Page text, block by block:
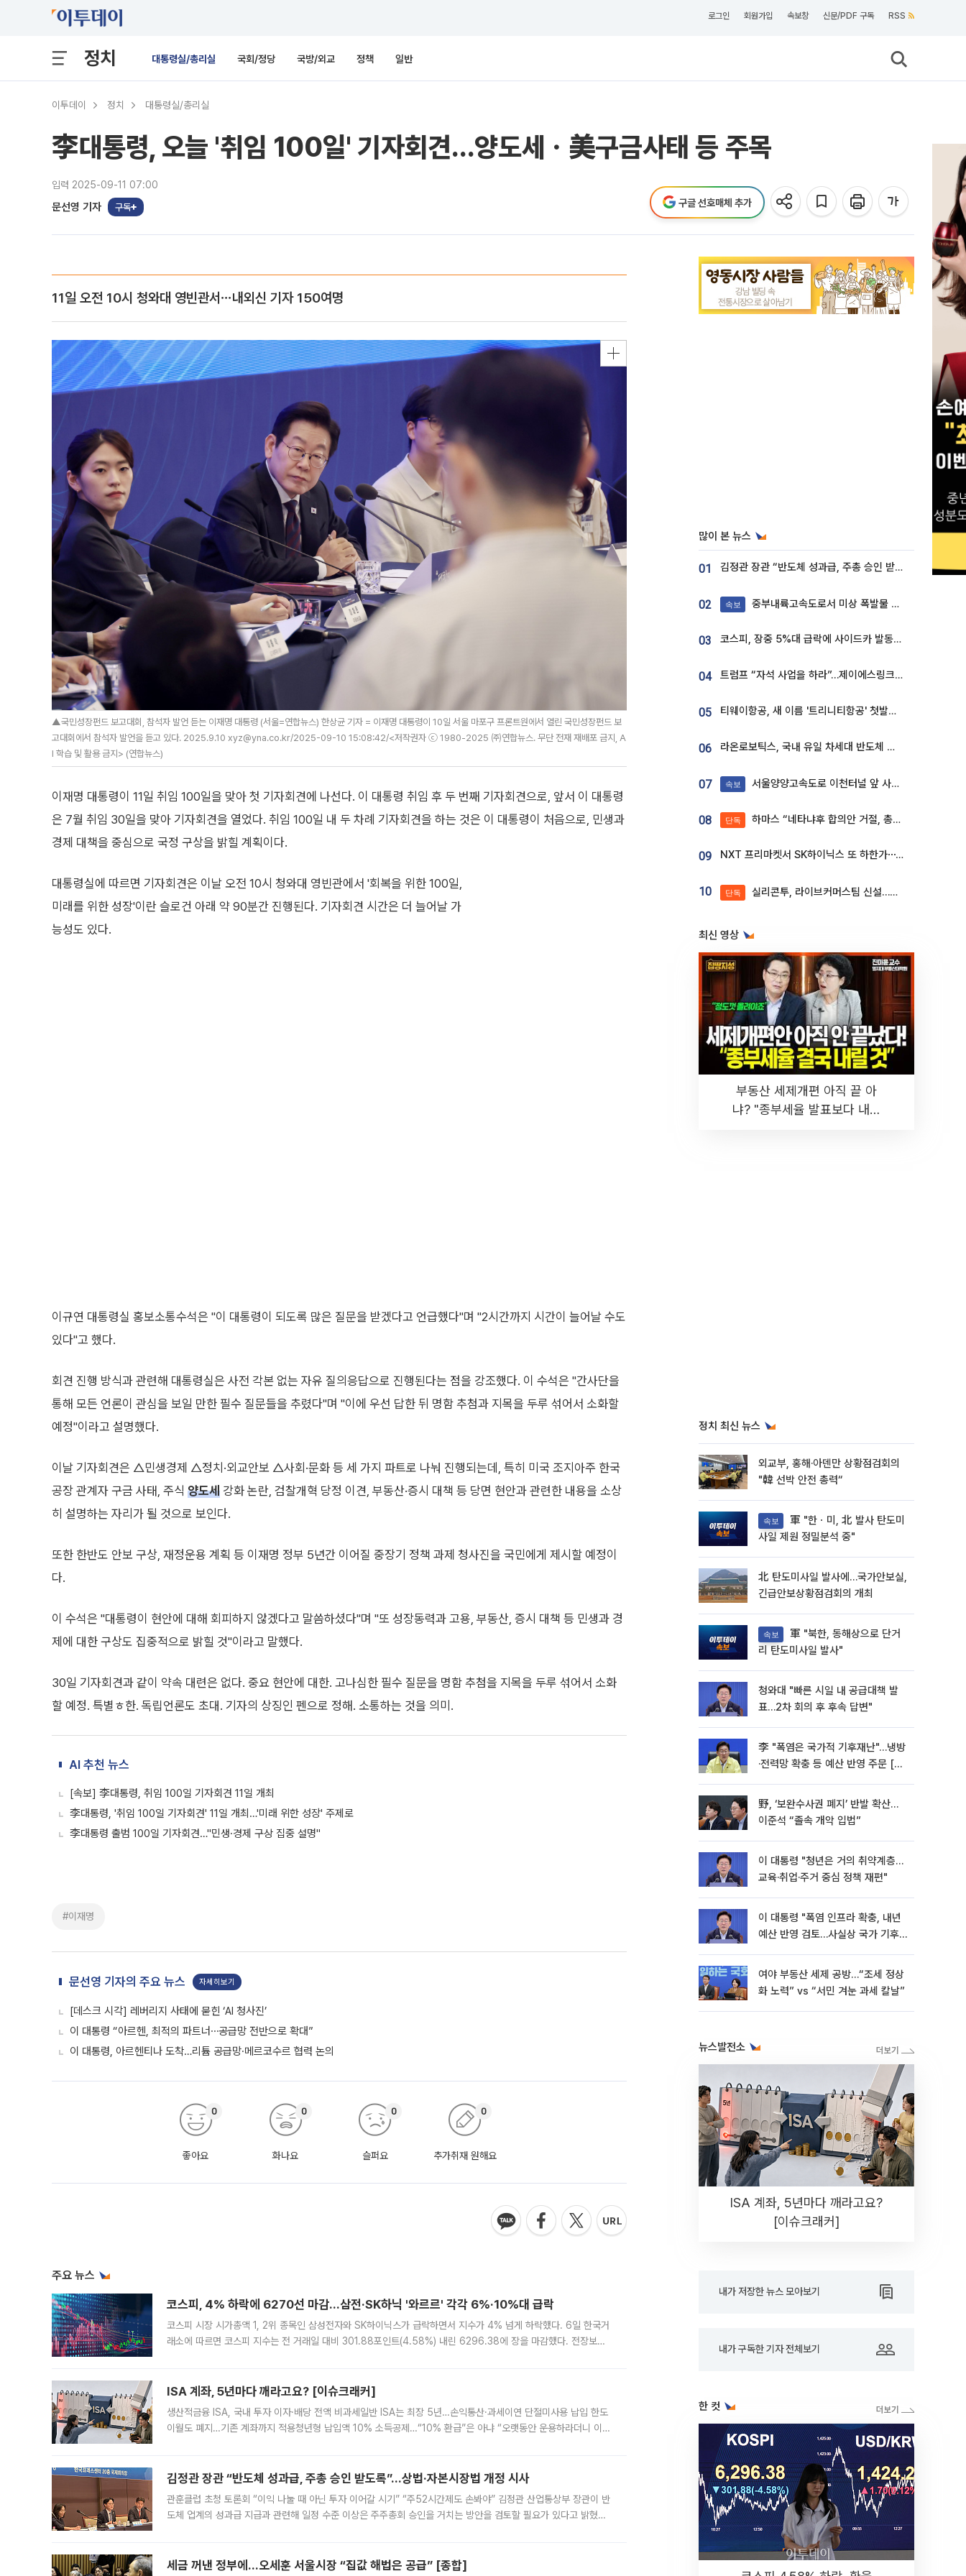
로그인 회원가입 속보창 신문/PDF 구독 RSS
정치 대통령실/총리실 국회/정당 국방/외교 정책 일반
이투데이 정치 대통령실/총리실
李대통령, 오늘 '취임 100일' 기자회견…양도세ㆍ美구금사태 등 주목
입력 2025-09-11 07:00
문선영 기자 구독 구글 선호매체 추가
11일 오전 10시 청와대 영빈관서⋯내외신 기자 150여명
▲국민성장펀드 보고대회, 참석자 발언 듣는 이재명 대통령 (서울=연합뉴스) 한상균 기자 = 이재명 대통령이 10일 서울 마포구 프론트원에서 열린 국민성장펀드 보
고대회에서 참석자 발언을 듣고 있다. 2025.9.10 xyz@yna.co.kr/2025-09-10 15:08:42/<저작권자 ⓒ 1980-2025 ㈜연합뉴스. 무단 전재 재배포 금지, A
I 학습 및 활용 금지> (연합뉴스)
이재명 대통령이 11일 취임 100일을 맞아 첫 기자회견에 나선다. 이 대통령 취임 후 두 번째 기자회견으로, 앞서 이 대통령
은 7월 취임 30일을 맞아 기자회견을 열었다. 취임 100일 내 두 차례 기자회견을 하는 것은 이 대통령이 처음으로, 민생과
경제 대책을 중심으로 국정 구상을 밝힐 계획이다.
대통령실에 따르면 기자회견은 이날 오전 10시 청와대 영빈관에서 '회복을 위한 100일,
미래를 위한 성장'이란 슬로건 아래 약 90분간 진행된다. 기자회견 시간은 더 늘어날 가
능성도 있다.
이규연 대통령실 홍보소통수석은 "이 대통령이 되도록 많은 질문을 받겠다고 언급했다"며 "2시간까지 시간이 늘어날 수도
있다"고 했다.
회견 진행 방식과 관련해 대통령실은 사전 각본 없는 자유 질의응답으로 진행된다는 점을 강조했다. 이 수석은 "간사단을
통해 모든 언론이 관심을 보일 만한 필수 질문들을 추렸다"며 "이에 우선 답한 뒤 명함 추첨과 지목을 두루 섞어서 소화할
예정"이라고 설명했다.
이날 기자회견은 △민생경제 △정치·외교안보 △사회·문화 등 세 가지 파트로 나눠 진행되는데, 특히 미국 조지아주 한국
공장 관계자 구금 사태, 주식 양도세 강화 논란, 검찰개혁 당정 이견, 부동산·증시 대책 등 당면 현안과 관련한 내용을 소상
히 설명하는 자리가 될 것으로 보인다.
또한 한반도 안보 구상, 재정운용 계획 등 이재명 정부 5년간 이어질 중장기 정책 과제 청사진을 국민에게 제시할 예정이
다.
이 수석은 "대통령이 현안에 대해 회피하지 않겠다고 말씀하셨다"며 "또 성장동력과 고용, 부동산, 증시 대책 등 민생과 경
제에 대한 구상도 집중적으로 밝힐 것"이라고 말했다.
30일 기자회견과 같이 약속 대련은 없다. 중요 현안에 대한. 고나심한 필수 질문을 명함 추첨을 지목을 두루 섞어서 소화
할 예정. 특별ㅎ한. 독립언론도 초대. 기자의 상징인 펜으로 정해. 소통하는 것을 의미.
AI 추천 뉴스
[속보] 李대통령, 취임 100일 기자회견 11일 개최
李대통령, '취임 100일 기자회견' 11일 개최…'미래 위한 성장' 주제로
李대통령 출범 100일 기자회견…"민생·경제 구상 집중 설명"
#이재명
문선영 기자의 주요 뉴스 자세히보기
[데스크 시각] 레버리지 사태에 묻힌 ‘AI 청사진’
이 대통령 “아르헨, 최적의 파트너⋯공급망 전반으로 확대”
이 대통령, 아르헨티나 도착…리튬 공급망·메르코수르 협력 논의
좋아요
0
화나요
0
슬퍼요
0
추가취재 원해요
0
주요 뉴스
코스피, 4% 하락에 6270선 마감…삼전·SK하닉 '와르르' 각각 6%·10%대 급락
코스피 시장 시가총액 1, 2위 종목인 삼성전자와 SK하이닉스가 급락하면서 지수가 4% 넘게 하락했다. 6일 한국거
래소에 따르면 코스피 지수는 전 거래일 대비 301.88포인트(4.58%) 내린 6296.38에 장을 마감했다. 전장보다
ISA 계좌, 5년마다 깨라고요? [이슈크래커]
생산적금융 ISA, 국내 투자 이자·배당 전액 비과세일반 ISA는 최장 5년…손익통산·과세이연 단절미사용 납입 한도
이월도 폐지…기존 계좌까지 적용청년형 납입액 10% 소득공제…“10% 환급”은 아냐 “오랫동안 운용하라더니 이제
김정관 장관 “반도체 성과급, 주총 승인 받도록”…상법·자본시장법 개정 시사
관훈클럽 초청 토론회 “이익 나눌 때 아닌 투자 이어갈 시기” “주52시간제도 손봐야” 김정관 산업통상부 장관이 반
도체 업계의 성과급 지급과 관련해 일정 수준 이상은 주주총회 승인을 거치는 방안을 검토할 필요가 있다고 밝혔다.
세금 꺼낸 정부에…오세훈 서울시장 “집값 해법은 공급” [종합]
많이 본 뉴스
01 김정관 장관 “반도체 성과급, 주총 승인 받도록”…상법·자본시장법 개정 시사
02 속보 중부내륙고속도로서 미상 폭발물 발견
03 코스피, 장중 5%대 급락에 사이드카 발동…삼성·SK 동반 폭락
04 트럼프 “자석 사업을 하라”…제이에스링크, 비중국 영구자석 공급망 구축 속도
05 티웨이항공, 새 이름 '트리니티항공' 첫발…SSC 전략 본격화
06 라온로보틱스, 국내 유일 차세대 반도체 공정 로봇 개발 ‘고객사 테스트 진행’
07 속보 서울양양고속도로 이천터널 앞 사고 발생
08 단독 하마스 “네타냐후 합의안 거절, 총선 앞두고 시간 끌기”
09 NXT 프리마켓서 SK하이닉스 또 하한가⋯‘11주 거래’에 시초가 왜곡
10 단독 실리콘투, 라이브커머스팀 신설…K뷰티 ‘글로벌 판매망’ 확대[K뷰티 라방戰]
최신 영상
부동산 세제개편 아직 끝 아
냐? "종부세율 발표보다 내릴
정치 최신 뉴스
외교부, 홍해·아덴만 상황점검회의
"韓 선박 안전 총력“
속보
사일 제원 정밀분석 중"
北 탄도미사일 발사에…국가안보실,
긴급안보상황점검회의 개최
속보
리 탄도미사일 발사"
청와대 "빠른 시일 내 공급대책 발
표…2차 회의 후 후속 답변"
李 "폭염은 국가적 기후재난"…냉방
·전력망 확충 등 예산 반영 주문 [종
野, ‘보완수사권 폐지’ 반발 확산…
이준석 “졸속 개악 입법”
이 대통령 "청년은 거의 취약계층…
교육·취업·주거 중심 정책 재편"
이 대통령 "폭염 인프라 확충, 내년
예산 반영 검토…사실상 국가 기후
여야 부동산 세제 공방…“조세 정상
화 노력” vs “서민 겨눈 과세 칼날”
뉴스발전소
ISA 계좌, 5년마다 깨라고요?
[이슈크래커]
내가 저장한 뉴스 모아보기
내가 구독한 기자 전체보기
한 컷